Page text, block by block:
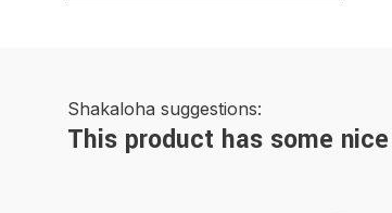
Shakaloha suggestions:
This product has some